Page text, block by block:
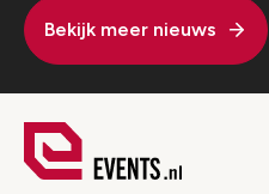
Bekijk meer nieuws